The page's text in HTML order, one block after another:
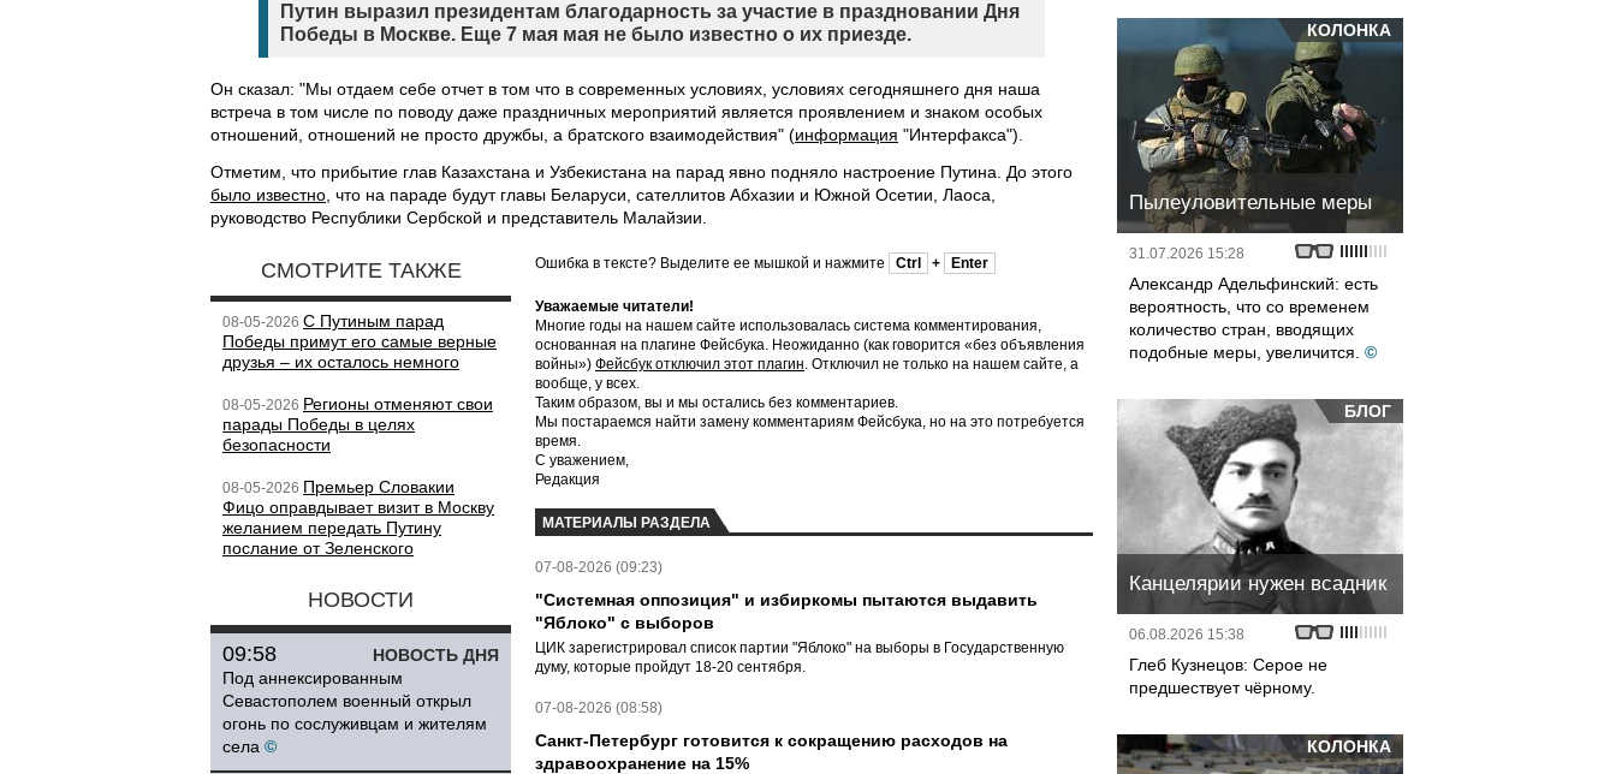
Путин выразил президентам благодарность за участие в праздновании Дня
Победы в Москве. Еще 7 мая мая не было известно о их приезде.
Он сказал: "Мы отдаем себе отчет в том что в современных условиях, условиях сегодняшнего дня наша
встреча в том числе по поводу даже праздничных мероприятий является проявлением и знаком особых
отношений, отношений не просто дружбы, а братского взаимодействия" (информация "Интерфакса").
Отметим, что прибытие глав Казахстана и Узбекистана на парад явно подняло настроение Путина. До этого
было известно , что на параде будут главы Беларуси, сателлитов Абхазии и Южной Осетии, Лаоса,
руководство Республики Сербской и представитель Малайзии.
СМОТРИТЕ ТАКЖЕ
08-05-2026 С Путиным парад
Победы примут его самые верные
друзья – их осталось немного
08-05-2026 Регионы отменяют свои
парады Победы в целях
безопасности
08-05-2026 Премьер Словакии
Фицо оправдывает визит в Москву
желанием передать Путину
послание от Зеленского
НОВОСТИ
НОВОСТЬ ДНЯ
09:58
Под аннексированным
Севастополем военный открыл
огонь по сослуживцам и жителям
села ©
Ошибка в тексте? Выделите ее мышкой и нажмите Ctrl + Enter
Уважаемые читатели!
Многие годы на нашем сайте использовалась система комментирования,
основанная на плагине Фейсбука. Неожиданно (как говорится «без объявления
войны») Фейсбук отключил этот плагин. Отключил не только на нашем сайте, а
вообще, у всех.
Таким образом, вы и мы остались без комментариев.
Мы постараемся найти замену комментариям Фейсбука, но на это потребуется
время.
С уважением,
Редакция
МАТЕРИАЛЫ РАЗДЕЛА
07-08-2026 (09:23)
"Системная оппозиция" и избиркомы пытаются выдавить
"Яблоко" с выборов
ЦИК зарегистрировал список партии "Яблоко" на выборы в Государственную
думу, которые пройдут 18-20 сентября.
07-08-2026 (08:58)
Санкт-Петербург готовится к сокращению расходов на
здравоохранение на 15%
КОЛОНКА
Пылеуловительные меры
31.07.2026 15:28
Александр Адельфинский: есть
вероятность, что со временем
количество стран, вводящих
подобные меры, увеличится. ©
БЛОГ
Канцелярии нужен всадник
06.08.2026 15:38
Глеб Кузнецов: Серое не
предшествует чёрному.
КОЛОНКА